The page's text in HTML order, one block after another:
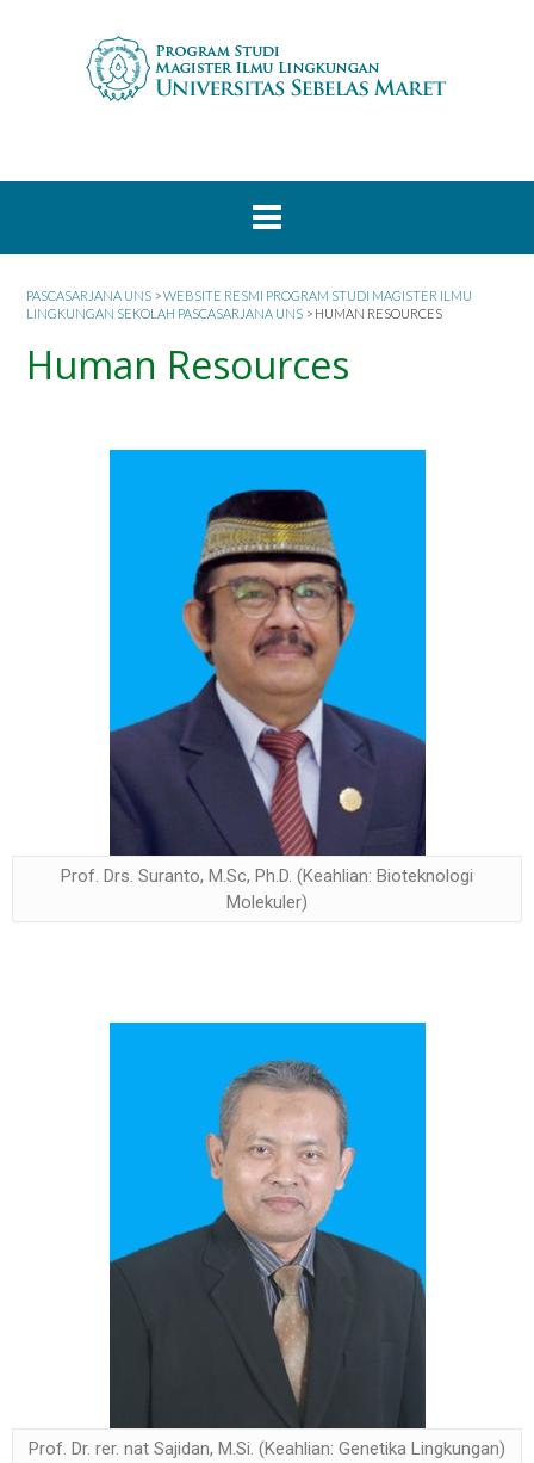
PASCASARJANA UNS >WEBSITE RESMI PROGRAM STUDI MAGISTER ILMU
LINGKUNGAN SEKOLAH PASCASARJANA UNS > HUMAN RESOURCES
Human Resources
Prof. Drs. Suranto, M.Sc, Ph.D. (Keahlian: Bioteknologi
Molekuler)
Prof. Dr. rer. nat Sajidan, M.Si. (Keahlian: Genetika Lingkungan)